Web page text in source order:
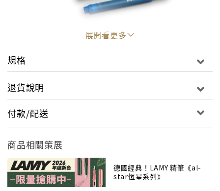
【注意事項】
● 誠品線上販售之LAMY筆款，皆為德國官方授權認證品
項
● 誠品線上販售筆款提供保修服務，如經原廠評估需更
展開看更多
規格
退貨說明
付款/配送
商品相關策展
德國經典！LAMY 精筆《al-
star恆星系列》